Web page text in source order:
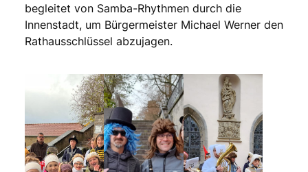
begleitet von Samba-Rhythmen durch die
Innenstadt, um Bürgermeister Michael Werner den
Rathausschlüssel abzujagen.